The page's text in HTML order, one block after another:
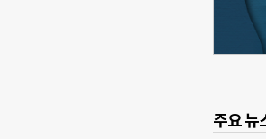
주요 뉴